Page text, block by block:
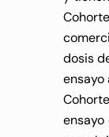
dosis
ensayo